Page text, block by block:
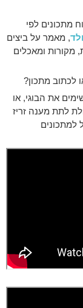
מתכונים לפי
, מאמר על ביצים
מקורות ומאכלים
לכתוב מתכון?
את הבוגי, או
לתת מענה זריז
למתכונים